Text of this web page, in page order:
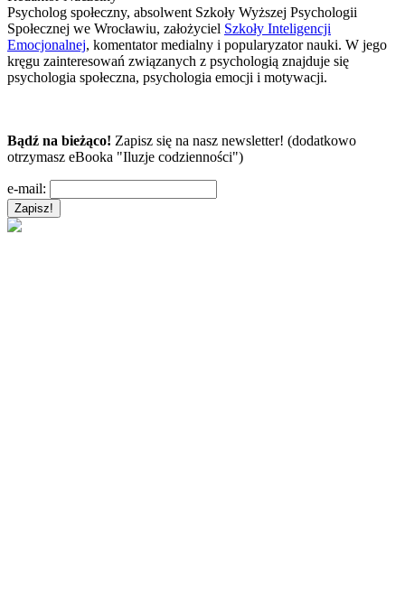
Psycholog społeczny, absolwent Szkoły Wyższej Psychologii
Społecznej we Wrocławiu, założyciel Szkoły Inteligencji
Emocjonalnej, komentator medialny i popularyzator nauki. W jego
kręgu zainteresowań związanych z psychologią znajduje się
psychologia społeczna, psychologia emocji i motywacji.
Bądź na bieżąco! Zapisz się na nasz newsletter! (dodatkowo
otrzymasz eBooka "Iluzje codzienności")
e-mail: